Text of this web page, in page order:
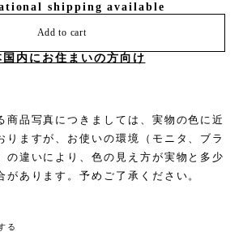
shipping available
Add to cart
国内にお住まいの方向け
商品写真につきましては、実物の色に近
りますが、お使いの環境（モニタ、ブラ
の違いにより、色の見え方が実物と多少
があります。予めご了承ください。
る